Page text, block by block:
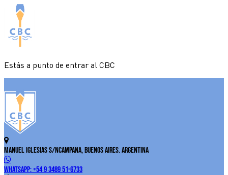
Estás a punto de entrar al CBC
Manuel Iglesias S/NCampana, Buenos Aires. Argentina
WhatsApp:+54 9 3489 51-6733